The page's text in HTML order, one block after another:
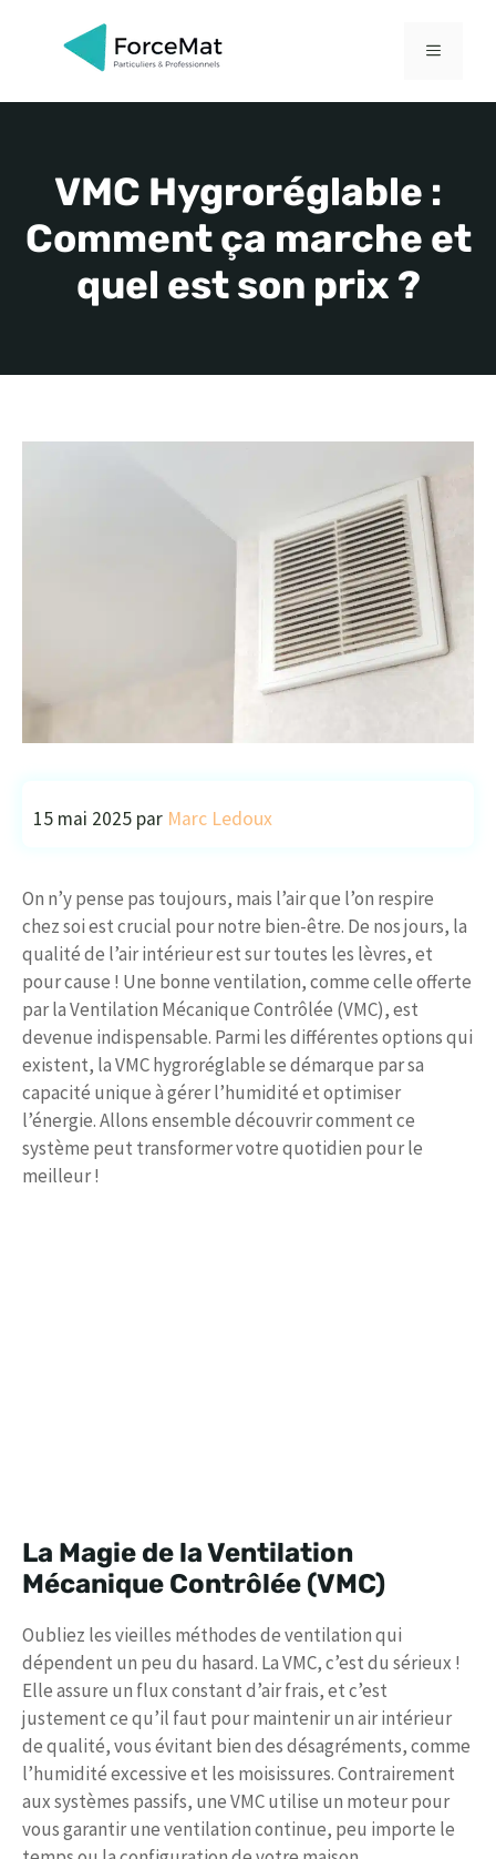
MENU
VMC Hygroréglable :
Comment ça marche et
quel est son prix ?
15 mai 2025 par Marc Ledoux
On n’y pense pas toujours, mais l’air que l’on respire
chez soi est crucial pour notre bien-être. De nos jours, la
qualité de l’air intérieur est sur toutes les lèvres, et
pour cause ! Une bonne ventilation, comme celle offerte
par la Ventilation Mécanique Contrôlée (VMC), est
devenue indispensable. Parmi les différentes options qui
existent, la VMC hygroréglable se démarque par sa
capacité unique à gérer l’humidité et optimiser
l’énergie. Allons ensemble découvrir comment ce
système peut transformer votre quotidien pour le
meilleur !
La Magie de la Ventilation
Mécanique Contrôlée (VMC)
Oubliez les vieilles méthodes de ventilation qui
dépendent un peu du hasard. La VMC, c’est du sérieux !
Elle assure un flux constant d’air frais, et c’est
justement ce qu’il faut pour maintenir un air intérieur
de qualité, vous évitant bien des désagréments, comme
l’humidité excessive et les moisissures. Contrairement
aux systèmes passifs, une VMC utilise un moteur pour
vous garantir une ventilation continue, peu importe le